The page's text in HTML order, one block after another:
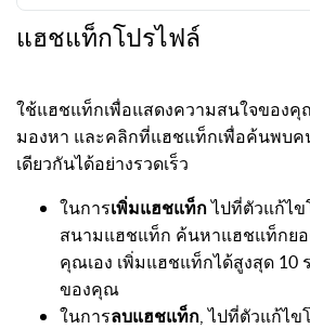
แฮชแท็กโปรไฟล์
ใช้แฮชแท็กเพื่อแสดงความสนใจของ
มองหา และคลิกที่แฮชแท็กเพื่อค้นพบค
เดียวกันได้อย่างรวดเร็ว
ในการเพิ่มแฮชแท็กไปที่ตัวแก้ไ
สนามแฮชแท็ก ค้นหาแฮชแท็กย
คุณเอง เพิ่มแฮชแท็กได้สูงสุด 10
ของคุณ
ในการลบแฮชแท็ก, ไปที่ตัวแก้ไข